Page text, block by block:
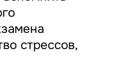
стрессов,